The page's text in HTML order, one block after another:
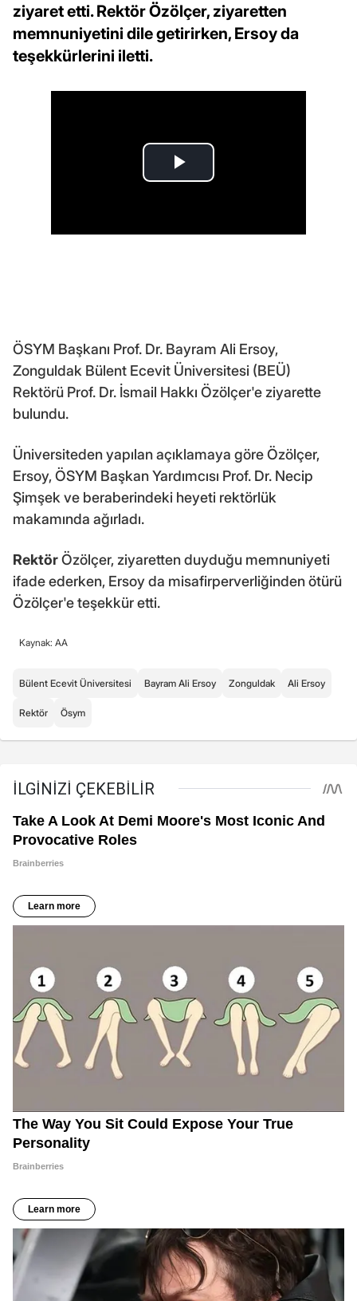
ziyaret etti. Rektör Özölçer, ziyaretten
memnuniyetini dile getirirken, Ersoy da
teşekkürlerini iletti.
ÖSYM Başkanı Prof. Dr. Bayram Ali Ersoy,
Zonguldak Bülent Ecevit Üniversitesi (BEÜ)
Rektörü Prof. Dr. İsmail Hakkı Özölçer'e ziyarette
bulundu.
Üniversiteden yapılan açıklamaya göre Özölçer,
Ersoy, ÖSYM Başkan Yardımcısı Prof. Dr. Necip
Şimşek ve beraberindeki heyeti rektörlük
makamında ağırladı.
RektörÖzölçer, ziyaretten duyduğu memnuniyeti
ifade ederken, Ersoy da misafirperverliğinden ötürü
Özölçer'e teşekkür etti.
Kaynak: AA
Bülent Ecevit Üniversitesi Bayram Ali Ersoy Zonguldak Ali Ersoy
Rektör Ösym